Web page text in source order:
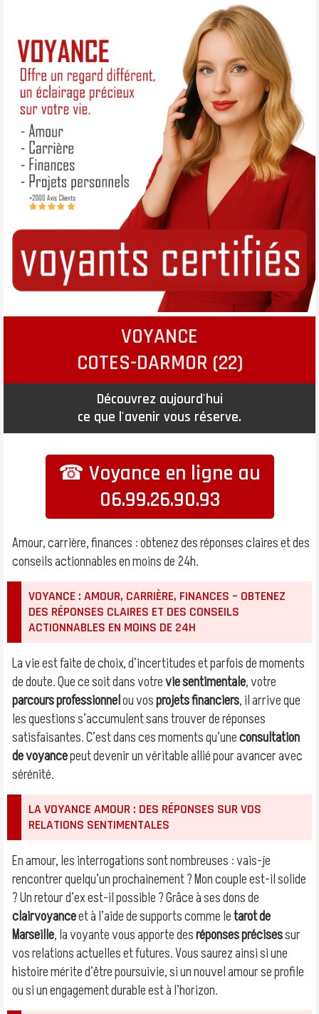
VOYANCE
COTES-DARMOR (22)
Découvrez aujourd'hui
ce que l'avenir vous réserve.
☎ Voyance en ligne au
06.99.26.90.93
Amour, carrière, finances : obtenez des réponses claires et des
conseils actionnables en moins de 24h.
VOYANCE : AMOUR, CARRIÈRE, FINANCES – OBTENEZ
DES RÉPONSES CLAIRES ET DES CONSEILS
ACTIONNABLES EN MOINS DE 24H
La vie est faite de choix, d’incertitudes et parfois de moments
de doute. Que ce soit dans votrevie sentimentale, votre
parcours professionnelou vosprojets financiers, il arrive que
les questions s’accumulent sans trouver de réponses
satisfaisantes. C’est dans ces moments qu’uneconsultation
de voyancepeut devenir un véritable allié pour avancer avec
sérénité.
LA VOYANCE AMOUR : DES RÉPONSES SUR VOS
RELATIONS SENTIMENTALES
En amour, les interrogations sont nombreuses : vais-je
rencontrer quelqu’un prochainement ? Mon couple est-il solide
? Un retour d’ex est-il possible ? Grâce à ses dons de
clairvoyanceet à l’aide de supports comme letarot de
Marseille, la voyante vous apporte desréponses précisessur
vos relations actuelles et futures. Vous saurez ainsi si une
histoire mérite d’être poursuivie, si un nouvel amour se profile
ou si un engagement durable est à l’horizon.